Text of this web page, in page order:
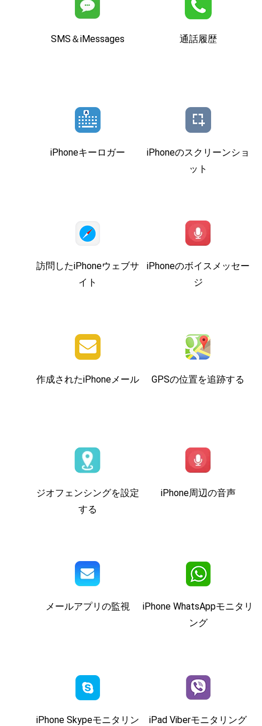
SMS＆iMessages 通話履歴
iPhoneキーロガー
iPhoneのスクリーンショ
ット
訪問したiPhoneウェブサ
イト
iPhoneのボイスメッセー
ジ
作成されたiPhoneメール GPSの位置を追跡する
ジオフェンシングを設定
する
iPhone周辺の音声
メールアプリの監視
iPhone WhatsAppモニタリ
ング
iPhone Skypeモニタリン
iPad Viberモニタリング